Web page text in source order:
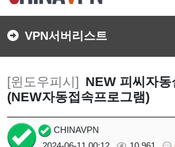
VPN서버리스트
[윈도우피시] NEW 피씨자동
(NEW자동접속프로그램)
CHINAVPN